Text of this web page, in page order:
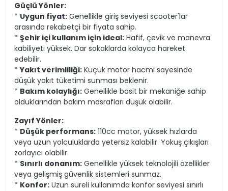
Güçlü Yönler:
* Uygun fiyat: Genellikle giriş seviyesi scooter'lar
arasında rekabetçi bir fiyata sahip.
* Şehir içi kullanım için ideal: Hafif, çevik ve manevra
kabiliyeti yüksek. Dar sokaklarda kolayca hareket
edebilir.
*Yakıt verimliliği: Küçük motor hacmi sayesinde
düşük yakıt tüketimi sunması beklenir.
* Bakım kolaylığı: Genellikle basit bir mekaniğe sahip
olduklarından bakım masrafları düşük olabilir.
Zayıf Yönler:
* Düşük performans: 110cc motor, yüksek hızlarda
veya uzun yolculuklarda yetersiz kalabilir. Yokuş çıkışları
zorlayıcı olabilir.
* Sınırlı donanım: Genellikle yüksek teknolojili özellikler
veya gelişmiş güvenlik sistemleri sunmaz.
* Konfor: Uzun süreli kullanımda konfor seviyesi sınırlı